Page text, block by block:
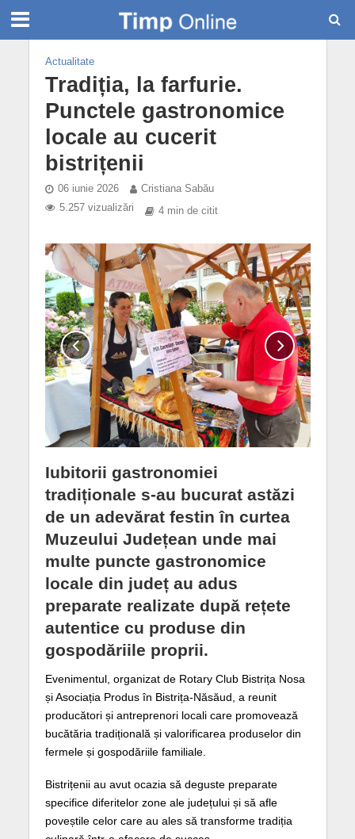
Actualitate
Tradiția, la farfurie.
Punctele gastronomice
locale au cucerit
bistrițenii
06 iunie 2026
Cristiana Sabău
5.257 vizualizări
4 min de citit
Iubitorii gastronomiei
tradiționale s-au bucurat astăzi
de un adevărat festin în curtea
Muzeului Județean unde mai
multe puncte gastronomice
locale din județ au adus
preparate realizate după rețete
autentice cu produse din
gospodăriile proprii.
Evenimentul, organizat de Rotary Club Bistrița Nosa
și Asociația Produs în Bistrița-Năsăud, a reunit
producători și antreprenori locali care promovează
bucătăria tradițională și valorificarea produselor din
fermele și gospodăriile familiale.
Bistrițenii au avut ocazia să deguste preparate
specifice diferitelor zone ale județului și să afle
poveștile celor care au ales să transforme tradiția